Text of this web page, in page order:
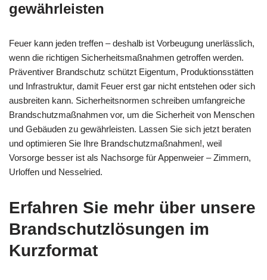
gewährleisten
Feuer kann jeden treffen – deshalb ist Vorbeugung unerlässlich,
wenn die richtigen Sicherheitsmaßnahmen getroffen werden.
Präventiver Brandschutz schützt Eigentum, Produktionsstätten
und Infrastruktur, damit Feuer erst gar nicht entstehen oder sich
ausbreiten kann. Sicherheitsnormen schreiben umfangreiche
Brandschutzmaßnahmen vor, um die Sicherheit von Menschen
und Gebäuden zu gewährleisten. Lassen Sie sich jetzt beraten
und optimieren Sie Ihre Brandschutzmaßnahmen!, weil
Vorsorge besser ist als Nachsorge für Appenweier – Zimmern,
Urloffen und Nesselried.
Erfahren Sie mehr über unsere
Brandschutzlösungen im
Kurzformat